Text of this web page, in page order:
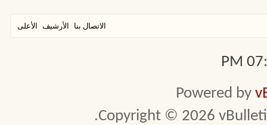
الاتصال بنا الأرشيف الأعلى
Powered by
Copyright © 2026